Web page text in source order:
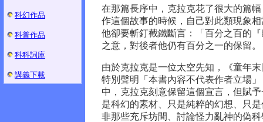
科幻作品
科普作品
科科詞庫
講義下載
在那篇長序中，克拉克花了很大的篇
作這個故事的時候，自己對此類現象
他卻要斬釘截鐵斷言：「百分之百的
之意，對後者他仍有百分之一的保留。
由於克拉克是一位太空先知，《童年
特別聲明「本書內容不代表作者立場
中，克拉克刻意保留這個宣言，但賦
是科幻的素材、只是純粹的幻想、只
非那些充斥坊間、討論怪力亂神的偽